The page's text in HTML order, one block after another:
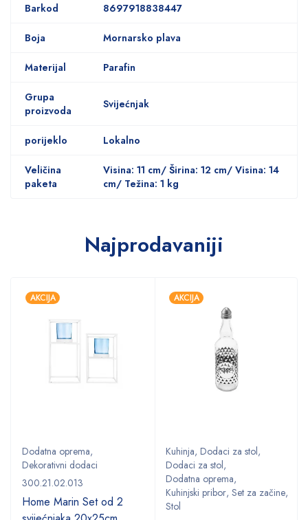
Barkod 8697918838447
Boja Mornarsko plava
Materijal Parafin
Grupa
proizvoda
Svijećnjak
porijeklo Lokalno
Veličina
paketa
Visina: 11 cm/ Širina: 12 cm/ Visina: 14
cm/ Težina: 1 kg
Najprodavaniji
AKCIJA
Dodatna oprema,
Dekorativni dodaci
300.21.02.013
Home Marin Set od 2
AKCIJA
Kuhinja, Dodaci za stol,
Dodaci za stol,
Dodatna oprema,
Kuhinjski pribor, Set za začine,
Stol